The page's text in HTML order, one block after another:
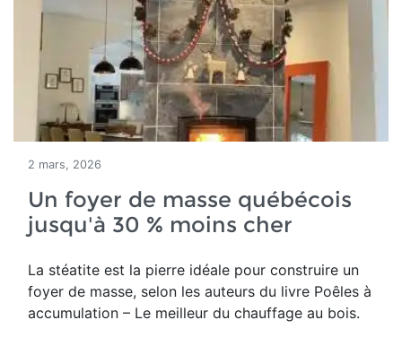
2 mars, 2026
Un foyer de masse québécois
jusqu'à 30 % moins cher
La stéatite est la pierre idéale pour construire un
foyer de masse, selon les auteurs du livre Poêles à
accumulation – Le meilleur du chauffage au bois.